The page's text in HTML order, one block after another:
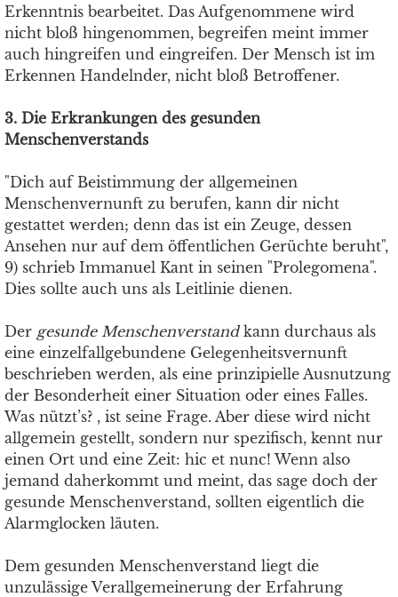
Erkenntnis bearbeitet. Das Aufgenommene wird
nicht bloß hingenommen, begreifen meint immer
auch hingreifen und eingreifen. Der Mensch ist im
Erkennen Handelnder, nicht bloß Betroffener.
3. Die Erkrankungen des gesunden
Menschenverstands
"Dich auf Beistimmung der allgemeinen
Menschenvernunft zu berufen, kann dir nicht
gestattet werden; denn das ist ein Zeuge, dessen
Ansehen nur auf dem öffentlichen Gerüchte beruht",
9) schrieb Immanuel Kant in seinen "Prolegomena".
Dies sollte auch uns als Leitlinie dienen.
Der gesunde Menschenverstandkann durchaus als
eine einzelfallgebundene Gelegenheitsvernunft
beschrieben werden, als eine prinzipielle Ausnutzung
der Besonderheit einer Situation oder eines Falles.
Was nützt’s? , ist seine Frage. Aber diese wird nicht
allgemein gestellt, sondern nur spezifisch, kennt nur
einen Ort und eine Zeit: hic et nunc! Wenn also
jemand daherkommt und meint, das sage doch der
gesunde Menschenverstand, sollten eigentlich die
Alarmglocken läuten.
Dem gesunden Menschenverstand liegt die
unzulässige Verallgemeinerung der Erfahrung